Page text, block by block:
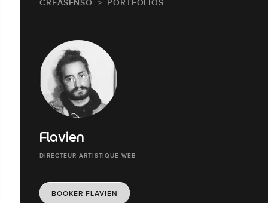
CREASENSO PORTFOLIOS
Flavien
DIRECTEUR ARTISTIQUE WEB
BOOKER FLAVIEN